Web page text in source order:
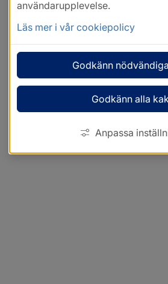
användarupplevelse.
Läs mer i vår cookiepolicy
Godkänn
Godkänn alla
Anpassa